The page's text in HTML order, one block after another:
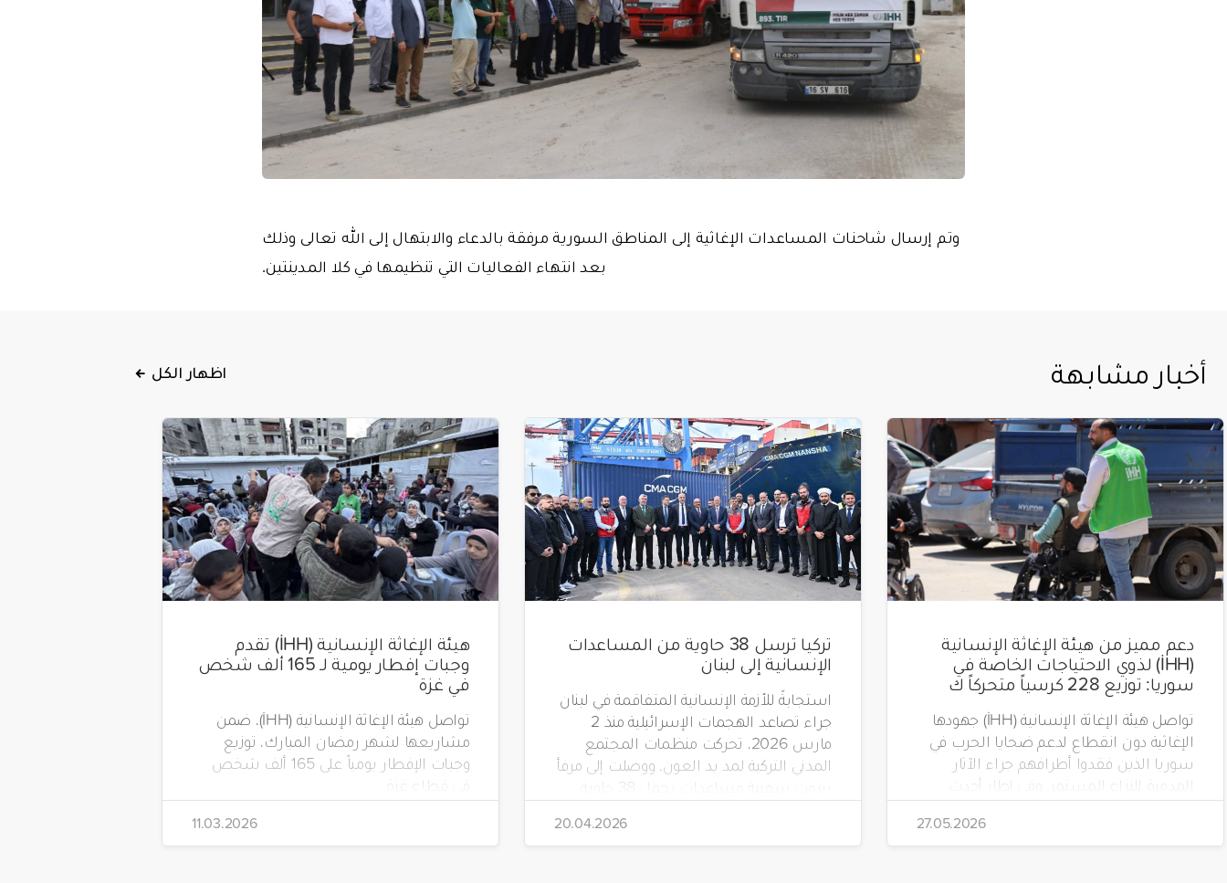
وتم إرسال شاحنات المساعدات الإغاثية إلى المناطق السورية مرفقة بالدعاء والابتهال إلى الله تعالى وذلك
بعد انتهاء الفعاليات التي تنظيمها في كلا المدينتين.
أخبار مشابهة اظهار الكل
دعم مميز من هيئة الإغاثة الإنسانية
(İHH) لذوي الاحتياجات الخاصة في
سوريا: توزيع 228 كرسياً متحركاً ك
تواصل هيئة الإغاثة الإنسانية (İHH) جهودها
الإغاثية دون انقطاع لدعم ضحايا الحرب في
سوريا الذين فقدوا أطرافهم جراء الآثار
المدمرة للنزاع المستمر. وفي إطار أحدث
مشاريعها، قامت الهيئة بتوزيع 228 كرسياً
متحركاً كهربائياً على أشخاص من ذوي
الاحتياجات الخاصة يعيشون في ظروف
27.05.2026
تركيا ترسل 38 حاوية من المساعدات
الإنسانية إلى لبنان
استجابةً للأزمة الإنسانية المتفاقمة في لبنان
جراء تصاعد الهجمات الإسرائيلية منذ 2
مارس 2026، تحركت منظمات المجتمع
المدني التركية لمد يد العون. ووصلت إلى مرفأ
تضم مواد إغاثية عاجلة، بتنظيم من جمعية
"صدقة طاشي" (Sadakataşı) وبالتعاون مع
هيئة الإغاثة الإنسانية (İHH)، ووقف الأيتام
20.04.2026
هيئة الإغاثة الإنسانية (İHH) تقدم
وجبات إفطار يومية لـ 165 ألف شخص
في غزة
تواصل هيئة الإغاثة الإنسانية (İHH)، ضمن
مشاريعها لشهر رمضان المبارك، توزيع
وجبات الإفطار يومياً على 165 ألف شخص
في قطاع غزة.
11.03.2026